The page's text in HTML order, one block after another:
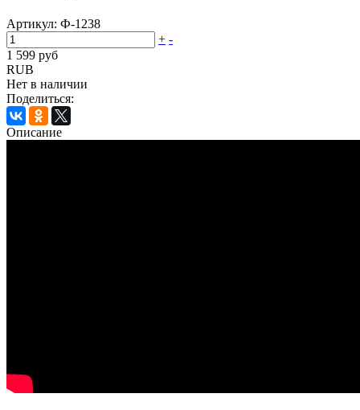
Артикул: Ф-1238
+ -
1 599 руб
RUB
Нет в наличии
Поделиться:
Описание